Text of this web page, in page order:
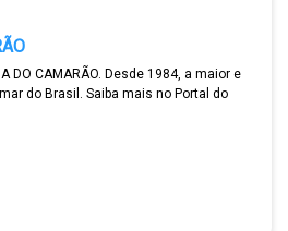
DO CAMARÃO. Desde 1984, a maior e
do Brasil. Saiba mais no Portal do